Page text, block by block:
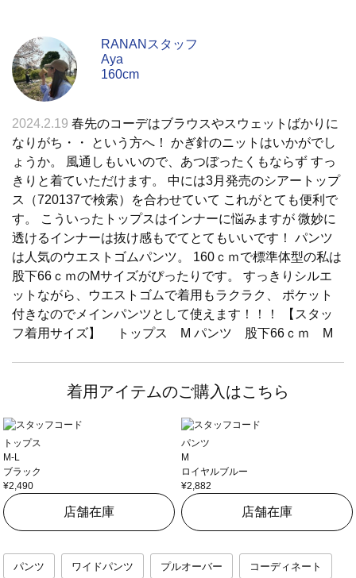
RANANスタッフ
Aya
160cm
2024.2.19 春先のコーデはブラウスやスウェットばかりに
なりがち・・ という方へ！ かぎ針のニットはいかがでし
ょうか。 風通しもいいので、あつぼったくもならず すっ
きりと着ていただけます。 中には3月発売のシアートップ
ス（720137で検索）を合わせていて これがとても便利で
す。 こういったトップスはインナーに悩みますが 微妙に
透けるインナーは抜け感もでてとてもいいです！ パンツ
は人気のウエストゴムパンツ。 160ｃｍで標準体型の私は
股下66ｃｍのMサイズがぴったりです。 すっきりシルエ
ットながら、ウエストゴムで着用もラクラク、 ポケット
付きなのでメインパンツとして使えます！！！ 【スタッ
フ着用サイズ】 トップス M パンツ 股下66ｃｍ M
着用アイテムのご購入はこちら
トップス
M-L
ブラック
¥2,490
店舗在庫
パンツ
M
ロイヤルブルー
¥2,882
店舗在庫
パンツ ワイドパンツ プルオーバー コーディネート